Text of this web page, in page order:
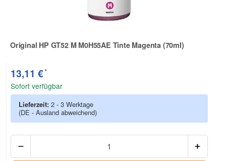
Original HP GT52 M M0H55AE Tinte Magenta (70ml)
Zur Artikelbewertung
13,11 €*
Sofort verfügbar
Lieferzeit: 2 - 3 Werktage
(DE - Ausland abweichend)